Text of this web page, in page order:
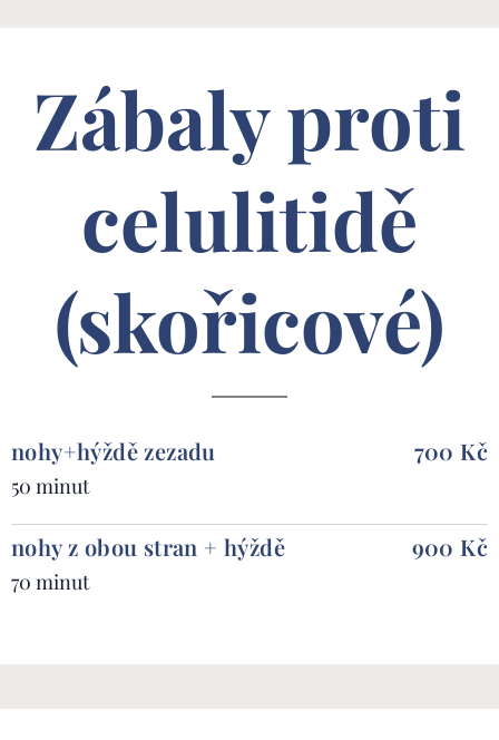
Zábaly proti
celulitidě
(skořicové)
nohy+hýždě zezadu
50 minut
700 Kč
nohy z obou stran + hýždě
70 minut
900 Kč